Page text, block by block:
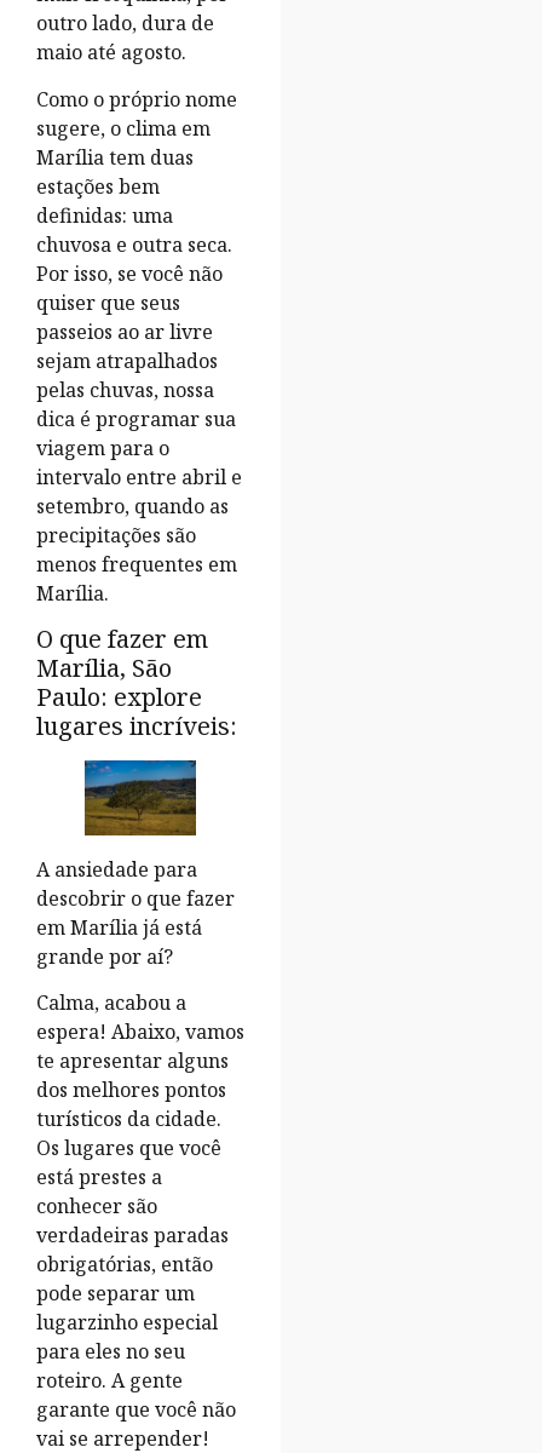
outro lado, dura de
maio até agosto.
Como o próprio nome
sugere, o clima em
Marília tem duas
estações bem
definidas: uma
chuvosa e outra seca.
Por isso, se você não
quiser que seus
passeios ao ar livre
sejam atrapalhados
pelas chuvas, nossa
dica é programar sua
viagem para o
intervalo entre abril e
setembro, quando as
precipitações são
menos frequentes em
Marília.
O que fazer em
Marília, São
Paulo: explore
lugares incríveis:
A ansiedade para
descobrir o que fazer
em Marília já está
grande por aí?
Calma, acabou a
espera! Abaixo, vamos
te apresentar alguns
dos melhores pontos
turísticos da cidade.
Os lugares que você
está prestes a
conhecer são
verdadeiras paradas
obrigatórias, então
pode separar um
lugarzinho especial
para eles no seu
roteiro. A gente
garante que você não
vai se arrepender!